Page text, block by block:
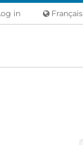
Français
in